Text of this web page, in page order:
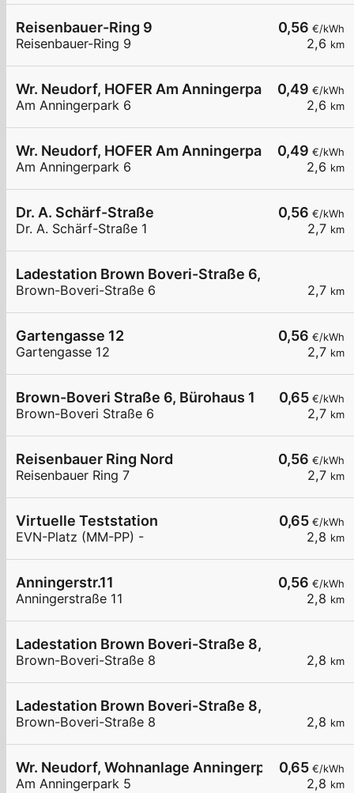
0,56 €/kWh
2,6 km
Reisenbauer-Ring 9
Reisenbauer-Ring 9
0,49 €/kWh
2,6 km
Wr. Neudorf, HOFER Am Anningerpark
Am Anningerpark 6
0,49 €/kWh
2,6 km
Wr. Neudorf, HOFER Am Anningerpark
Am Anningerpark 6
0,56 €/kWh
2,7 km
Dr. A. Schärf-Straße
Dr. A. Schärf-Straße 1
2,7 km
Ladestation Brown Boveri-Straße 6, Bürohaus 1
Brown-Boveri-Straße 6
0,56 €/kWh
2,7 km
Gartengasse 12
Gartengasse 12
0,65 €/kWh
2,7 km
Brown-Boveri Straße 6, Bürohaus 1
Brown-Boveri Straße 6
0,56 €/kWh
2,7 km
Reisenbauer Ring Nord
Reisenbauer Ring 7
0,65 €/kWh
2,8 km
Virtuelle Teststation
EVN-Platz (MM-PP) -
0,56 €/kWh
2,8 km
Anningerstr.11
Anningerstraße 11
2,8 km
Ladestation Brown Boveri-Straße 8, Parkhaus
Brown-Boveri-Straße 8
2,8 km
Ladestation Brown Boveri-Straße 8, Stiege 2
Brown-Boveri-Straße 8
0,65 €/kWh
2,8 km
Wr. Neudorf, Wohnanlage Anningerpark
Am Anningerpark 5